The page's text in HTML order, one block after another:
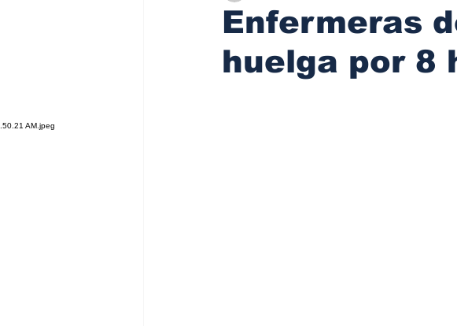
Enfermeras
huelga por 8